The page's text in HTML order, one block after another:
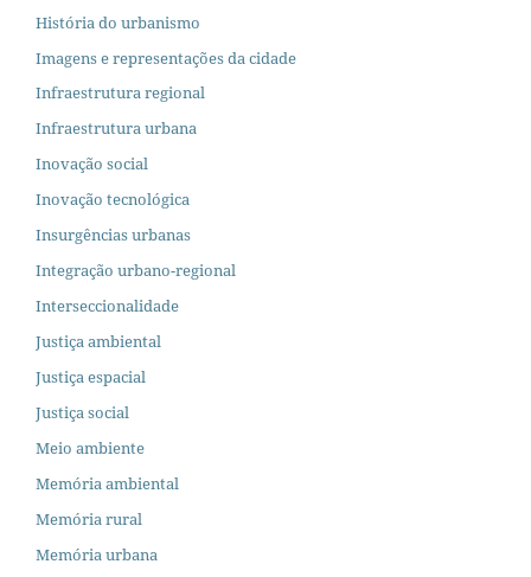
História do urbanismo
Imagens e representações da cidade
Infraestrutura regional
Infraestrutura urbana
Inovação social
Inovação tecnológica
Insurgências urbanas
Integração urbano-regional
Interseccionalidade
Justiça ambiental
Justiça espacial
Justiça social
Meio ambiente
Memória ambiental
Memória rural
Memória urbana